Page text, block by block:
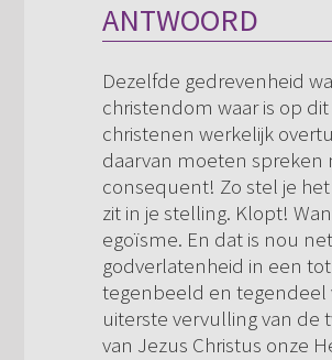
ANTWOORD
Dezelfde gedrevenheid
christendom waar is op
christenen werkelijk
daarvan moeten spreken
consequent! Zo stel je
zit in je stelling. Klopt!
egoïsme. En dat is nou
godverlatenheid in een
tegenbeeld en tegendeel
uiterste vervulling van de
van Jezus Christus onze